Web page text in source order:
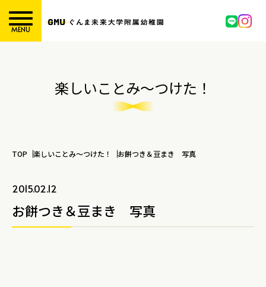
MENU
楽しいことみ～つけた！
TOP 楽しいことみ～つけた！ お餅つき＆豆まき 写真
2015.02.12
お餅つき＆豆まき 写真